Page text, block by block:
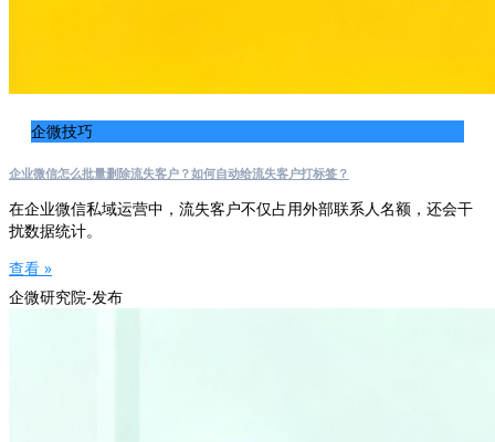
企微技巧
企业微信怎么批量删除流失客户？如何自动给流失客户打标签？
在企业微信私域运营中，流失客户不仅占用外部联系人名额，还会干
扰数据统计。
查看 »
企微研究院-发布